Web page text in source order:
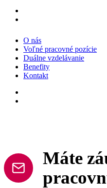
Close
Menu
O nás
Voľné pracovné pozície
Duálne vzdelávanie
Benefity
Kontakt
Máte